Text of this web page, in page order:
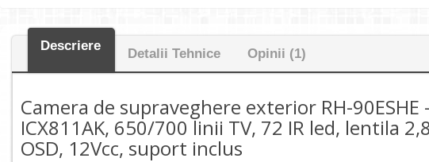
Descriere
Detalii Tehnice Opinii (1)
Camera de supraveghere exterior RH-90ESHE
ICX811AK, 650/700 linii TV, 72 IR led, lentila
OSD, 12Vcc, suport inclus